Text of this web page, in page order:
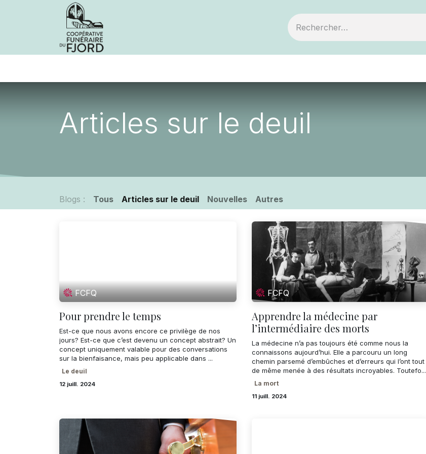
Articles sur le deuil
Blogs : Tous Articles sur le deuil Nouvelles Autres
FCFQ
Pour prendre le temps
Est-ce que nous avons encore ce privilège de nos
jours? Est-ce que c’est devenu un concept abstrait? Un
concept uniquement valable pour des conversations
sur la bienfaisance, mais peu applicable dans ...
Le deuil
12 juill. 2024
FCFQ
Apprendre la médecine par
l’intermédiaire des morts
La médecine n’a pas toujours été comme nous la
connaissons aujourd’hui. Elle a parcouru un long
chemin parsemé d’embûches et d’erreurs qui l’ont tout
de même menée à des résultats incroyables. Toutefo...
La mort
11 juill. 2024